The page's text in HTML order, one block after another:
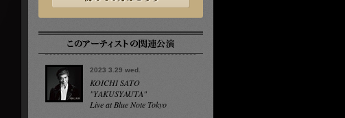
2023 3.29 wed.
KOICHI SATO
"YAKUSYAUTA"
Live at Blue Note Tokyo